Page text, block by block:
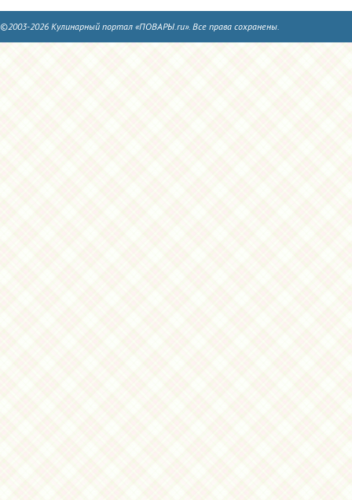
©2003-2026 Кулинарный портал «ПОВАРЫ.ru». Все права сохранены.